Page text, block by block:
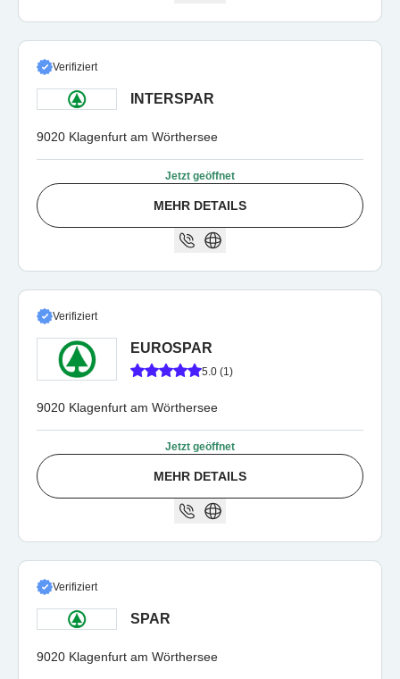
Verifiziert
INTERSPAR
9020 Klagenfurt am Wörthersee
Jetzt geöffnet
MEHR DETAILS
Verifiziert
EUROSPAR
5.0 (1)
9020 Klagenfurt am Wörthersee
Jetzt geöffnet
MEHR DETAILS
Verifiziert
SPAR
9020 Klagenfurt am Wörthersee